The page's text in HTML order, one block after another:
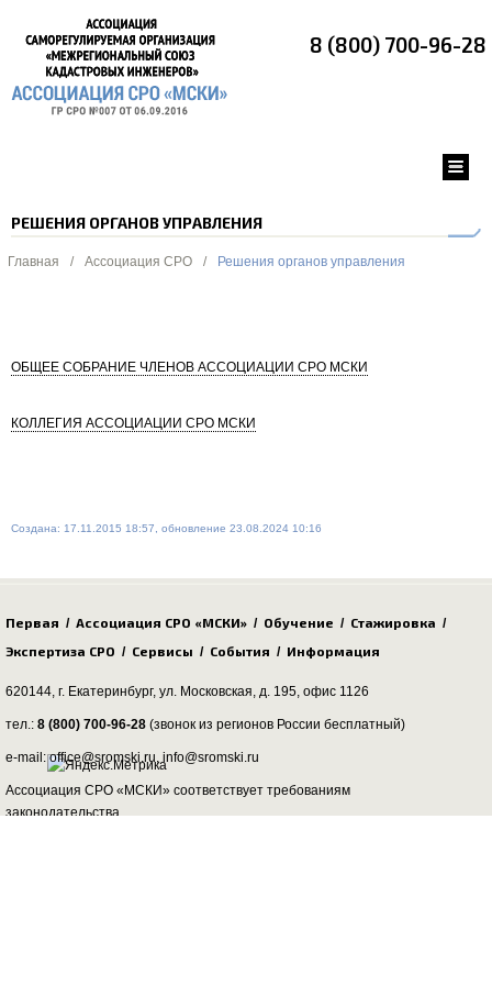
8 (800) 700-96-28
РЕШЕНИЯ ОРГАНОВ УПРАВЛЕНИЯ
Главная / Ассоциация СРО / Решения органов управления
ОБЩЕЕ СОБРАНИЕ ЧЛЕНОВ АССОЦИАЦИИ СРО МСКИ
КОЛЛЕГИЯ АССОЦИАЦИИ СРО МСКИ
Создана: 17.11.2015 18:57, обновление 23.08.2024 10:16
Первая / Ассоциация СРО «МСКИ» / Обучение / Стажировка /
Экспертиза СРО / Сервисы / События / Информация
620144, г. Екатеринбург, ул. Московская, д. 195, офис 1126
тел.: 8 (800) 700-96-28 (звонок из регионов России бесплатный)
e-mail: office@sromski.ru, info@sromski.ru
Ассоциация СРО «МСКИ» соответствует требованиям
законодательства